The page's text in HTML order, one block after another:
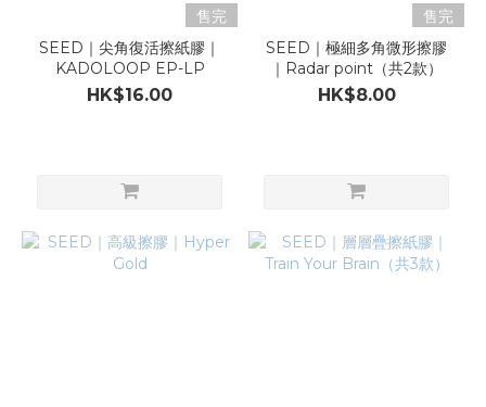
售完
SEED｜尖角復活擦紙膠｜
KADOLOOP EP-LP
HK$16.00
售完
SEED｜極細多角微形擦膠
｜Radar point（共2款）
HK$8.00